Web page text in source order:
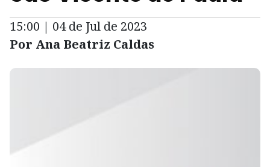
15:00 | 04 de Jul de 2023
Por Ana Beatriz Caldas